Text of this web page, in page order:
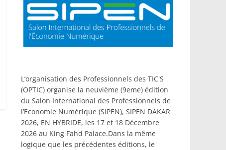
L’organisation des Professionnels des TIC'S
(OPTIC) organise la neuvième (9eme) édition
du Salon International des Professionnels de
l’Economie Numérique (SIPEN), SIPEN DAKAR
2026, EN HYBRIDE, les 17 et 18 Décembre
2026 au King Fahd Palace.Dans la même
logique que les précédentes éditions, le